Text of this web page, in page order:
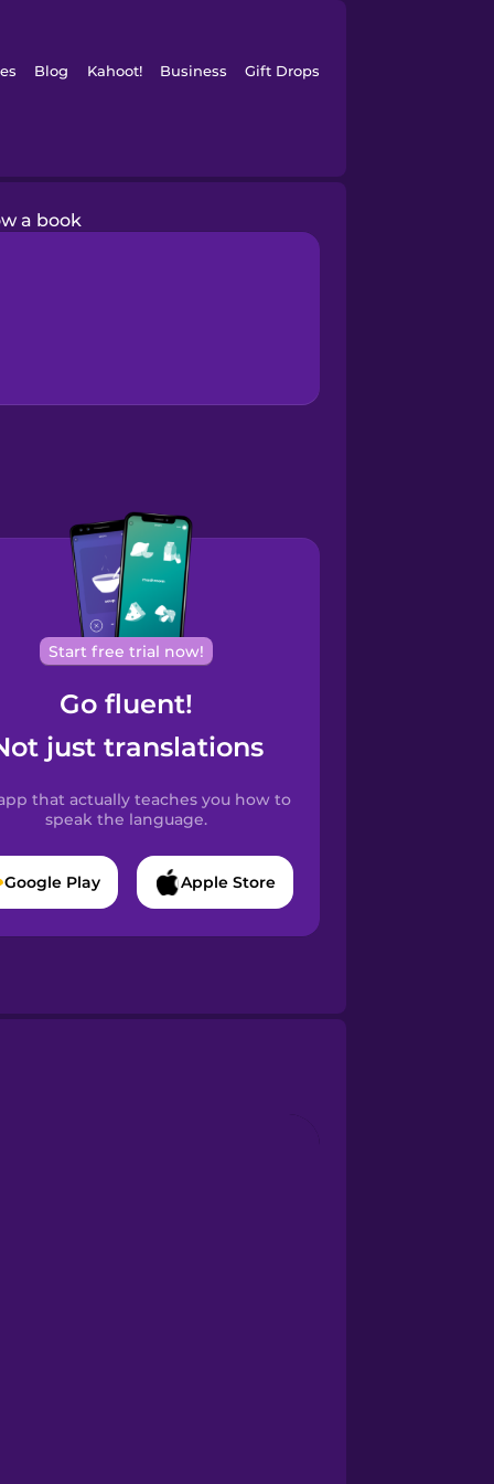
Blog Kahoot! Business Gift Drops
a book
Start free trial now!
Go fluent!
just translations
that actually teaches you how to
speak the language.
Google Play Apple Store